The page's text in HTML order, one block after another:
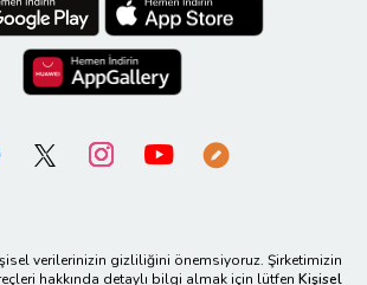
verilerinizin gizliliğini önemsiyoruz. Şirketimizin
hakkında detaylı bilgi almak için lütfen Kişisel